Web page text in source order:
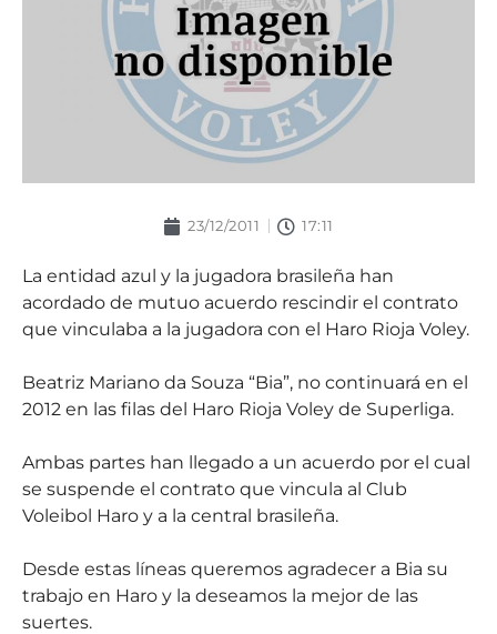
23/12/2011 17:11
La entidad azul y la jugadora brasileña han
acordado de mutuo acuerdo rescindir el contrato
que vinculaba a la jugadora con el Haro Rioja Voley.
Beatriz Mariano da Souza “Bia”, no continuará en el
2012 en las filas del Haro Rioja Voley de Superliga.
Ambas partes han llegado a un acuerdo por el cual
se suspende el contrato que vincula al Club
Voleibol Haro y a la central brasileña.
Desde estas líneas queremos agradecer a Bia su
trabajo en Haro y la deseamos la mejor de las
suertes.